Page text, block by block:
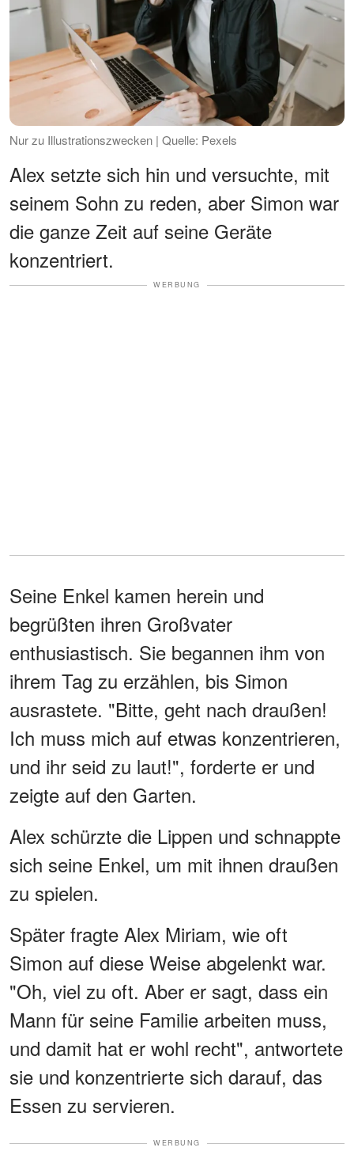
Nur zu Illustrationszwecken | Quelle: Pexels
Alex setzte sich hin und versuchte, mit
seinem Sohn zu reden, aber Simon war
die ganze Zeit auf seine Geräte
konzentriert.
WERBUNG
Seine Enkel kamen herein und
begrüßten ihren Großvater
enthusiastisch. Sie begannen ihm von
ihrem Tag zu erzählen, bis Simon
ausrastete. "Bitte, geht nach draußen!
Ich muss mich auf etwas konzentrieren,
und ihr seid zu laut!", forderte er und
zeigte auf den Garten.
Alex schürzte die Lippen und schnappte
sich seine Enkel, um mit ihnen draußen
zu spielen.
Später fragte Alex Miriam, wie oft
Simon auf diese Weise abgelenkt war.
"Oh, viel zu oft. Aber er sagt, dass ein
Mann für seine Familie arbeiten muss,
und damit hat er wohl recht", antwortete
sie und konzentrierte sich darauf, das
Essen zu servieren.
WERBUNG